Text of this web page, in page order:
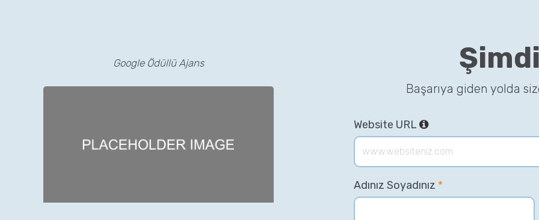
Google Ödüllü Ajans
Başarıya giden yolda
Website URL
Adınız Soyadınız *